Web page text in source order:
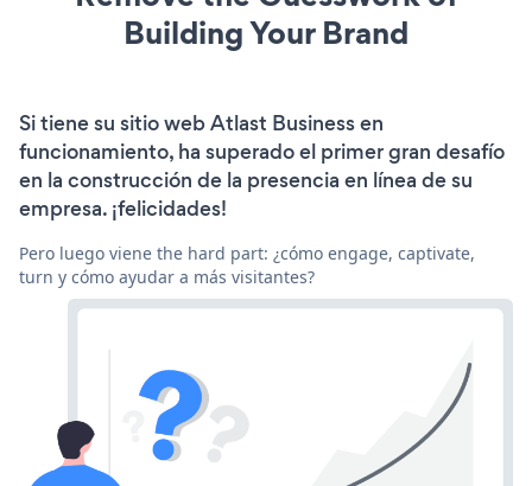
Building Your Brand
Si tiene su sitio web Atlast Business en
funcionamiento, ha superado el primer gran desafío
en la construcción de la presencia en línea de su
empresa. ¡felicidades!
Pero luego viene the hard part: ¿cómo engage, captivate,
turn y cómo ayudar a más visitantes?